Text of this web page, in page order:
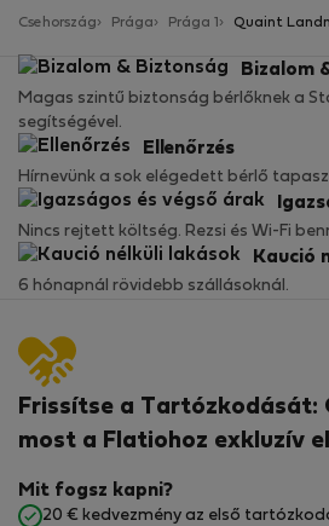
Csehország Prága Prága 1 Quaint
Bizalom
Magas szintű biztonság bérlőknek a
segítségével.
Ellenőrzés
Hírnevünk a sok elégedett bérlő
Nincs rejtett költség. Rezsi és Wi-Fi
Kaució
6 hónapnál rövidebb szállásoknál.
Frissítse a Tartózkodását:
most a Flatiohoz exkluzív
Mit fogsz kapni?
20 € kedvezmény az első